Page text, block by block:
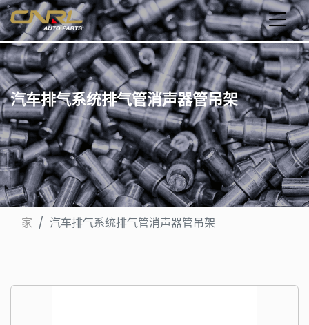
汽车排气系统排气管消声器管吊架
家 汽车排气系统排气管消声器管吊架